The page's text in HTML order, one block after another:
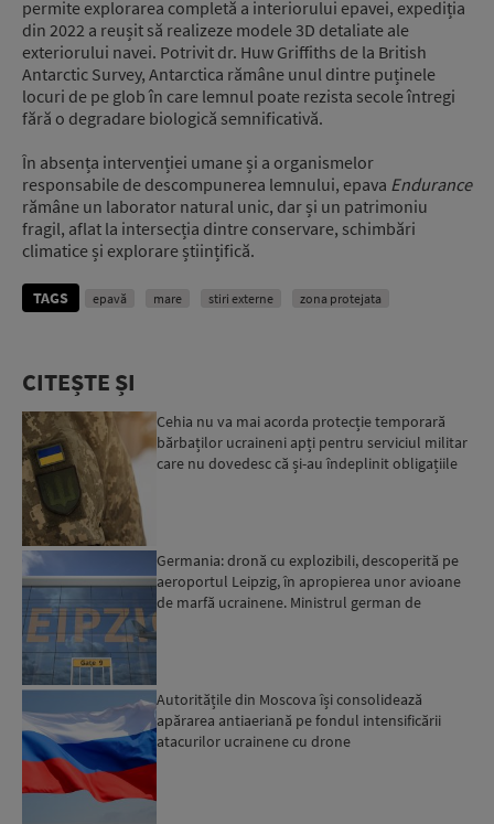
permite explorarea completă a interiorului epavei, expediția
din 2022 a reușit să realizeze modele 3D detaliate ale
exteriorului navei. Potrivit dr. Huw Griffiths de la British
Antarctic Survey, Antarctica rămâne unul dintre puținele
locuri de pe glob în care lemnul poate rezista secole întregi
fără o degradare biologică semnificativă.
În absența intervenției umane și a organismelor
responsabile de descompunerea lemnului, epava Endurance
rămâne un laborator natural unic, dar și un patrimoniu
fragil, aflat la intersecția dintre conservare, schimbări
climatice și explorare științifică.
TAGS epavă mare stiri externe zona protejata
CITEȘTE ȘI
Cehia nu va mai acorda protecție temporară
bărbaților ucraineni apți pentru serviciul militar
care nu dovedesc că și-au îndeplinit obligațiile
Germania: dronă cu explozibili, descoperită pe
aeroportul Leipzig, în apropierea unor avioane
de marfă ucrainene. Ministrul german de
Autoritățile din Moscova își consolidează
apărarea antiaeriană pe fondul intensificării
atacurilor ucrainene cu drone